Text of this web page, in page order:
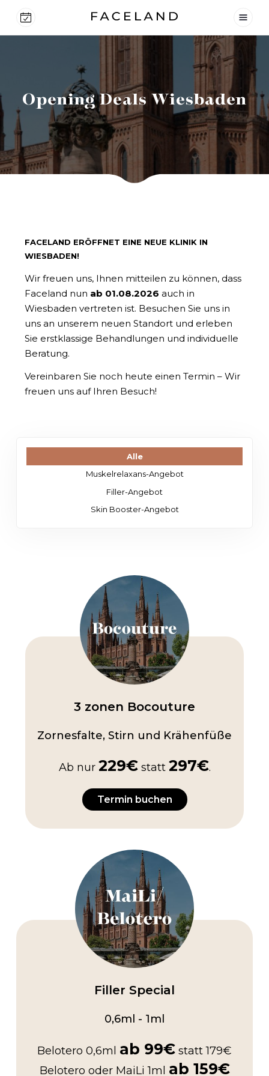
Opening Deals Wiesbaden
FACELAND ERÖFFNET EINE NEUE KLINIK IN
WIESBADEN!
Wir freuen uns, Ihnen mitteilen zu können, dass
Faceland nun ab 01.08.2026 auch in
Wiesbaden vertreten ist. Besuchen Sie uns in
uns an unserem neuen Standort und erleben
Sie erstklassige Behandlungen und individuelle
Beratung.
Vereinbaren Sie noch heute einen Termin – Wir
freuen uns auf Ihren Besuch!
Alle
Muskelrelaxans-Angebot
Filler-Angebot
Skin Booster-Angebot
3 zonen Bocouture
Zornesfalte, Stirn und Krähenfüße
Ab nur 229€statt 297€.
Termin buchen
Filler Special
0,6ml - 1ml
Belotero 0,6ml ab 99€ statt 179€
Belotero oder MaiLi 1ml ab 159€